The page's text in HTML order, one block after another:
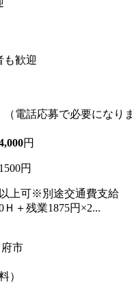
も歓迎
電話応募で必要になり
円
円
上可※別途交通費支給
Ｈ＋残業1875円×2...
市
）